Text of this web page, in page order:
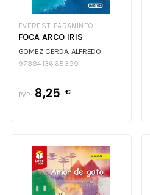
EVEREST-PARANINFO
FOCA ARCO IRIS
GOMEZ CERDA, ALFREDO
9788413665399
PVP: 8,25 €